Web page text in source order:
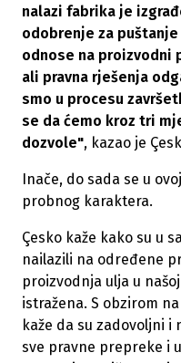
nalazi fabrika je
odobrenje za
odnose na proizvodni
ali pravna rješenja
smo u procesu
se da ćemo kroz tri
dozvole", kazao je
Inače, do sada se u
probnog karaktera.
Çesko kaže kako su u
nailazili na određene
proizvodnja ulja u
istražena. S obzirom
kaže da su zadovoljni i
sve pravne prepreke i